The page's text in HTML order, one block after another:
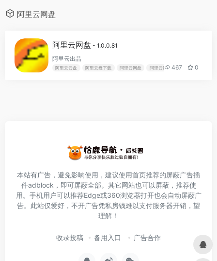
阿里云网盘
阿里云网盘 - 1.0.0.81
阿里云出品
阿里云云盘 阿里云盘下载 阿里云网盘 阿里云网盘登录
467 0
本站有广告，避免影响使用，建议使用首页推荐的屏蔽广告插
件adblock ，即可屏蔽全部。其它网站也可以屏蔽，推荐使
用。手机用户可以推荐Edge或360浏览器打开也会自动屏蔽广
告。此站仅爱好，不开广告凭私房钱难以支付服务器开销，望
理解！
收录投稿 备用入口 广告合作